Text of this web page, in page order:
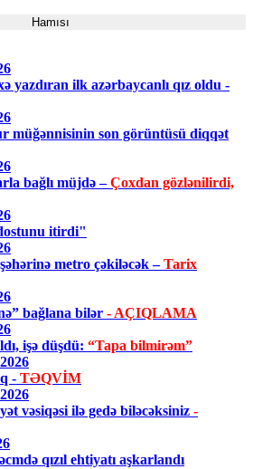
Hamısı
yazdıran ilk azərbaycanlı qız oldu -
müğənnisinin son görüntüsü diqqət
bağlı müjdə –Çoxdan gözlənilirdi,
itirdi"
metro çəkiləcək –Tarix
bağlana bilər - AÇIQLAMA
işə düşdü: “Tapa bilmirəm”
- TƏQVİM
vəsiqəsi ilə gedə biləcəksiniz -
qızıl ehtiyatı aşkarlandı